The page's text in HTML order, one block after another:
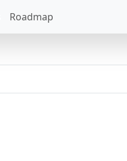
Roadmap